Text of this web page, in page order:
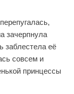
зачерпнула
заблестела её
совсем и
принцессы